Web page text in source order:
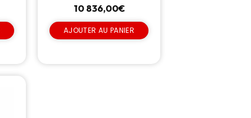
10 836,00€
AJOUTER AU PANIER